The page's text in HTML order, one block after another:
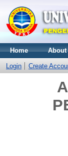
Home About
Login Create